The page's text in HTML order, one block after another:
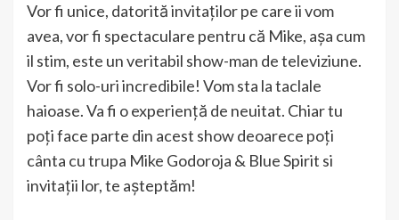
Vor fi unice, datorită invitaților pe care ii vom
avea, vor fi spectaculare pentru că Mike, așa cum
il stim, este un veritabil show-man de televiziune.
Vor fi solo-uri incredibile! Vom sta la taclale
haioase. Va fi o experiență de neuitat. Chiar tu
poți face parte din acest show deoarece poți
cânta cu trupa Mike Godoroja & Blue Spirit si
invitații lor, te așteptăm!